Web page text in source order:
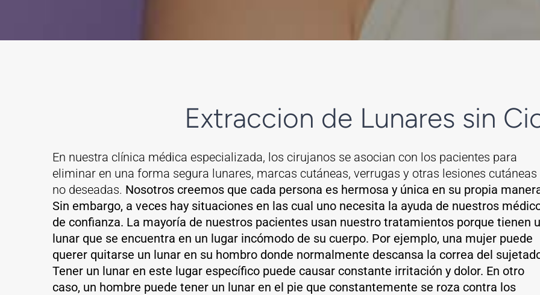
Extraccion de Lunares sin
En nuestra clínica médica especializada, los cirujanos se asocian con los pacientes para
eliminar en una forma segura lunares, marcas cutáneas, verrugas y otras lesiones cutáneas
no deseadas. Nosotros creemos que cada persona es hermosa y única en su propia
Sin embargo, a veces hay situaciones en las cual uno necesita la ayuda de nuestros
de confianza. La mayoría de nuestros pacientes usan nuestro tratamientos porque tienen
lunar que se encuentra en un lugar incómodo de su cuerpo. Por ejemplo, una mujer puede
querer quitarse un lunar en su hombro donde normalmente descansa la correa del
Tener un lunar en este lugar específico puede causar constante irritación y dolor. En otro
caso, un hombre puede tener un lunar en el pie que constantemente se roza contra los